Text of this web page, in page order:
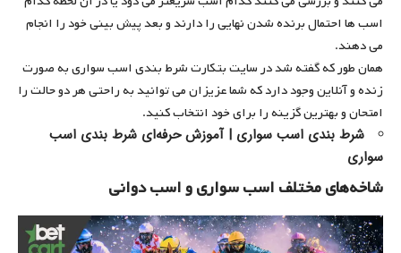
اسب ها احتمال برنده شدن نهایی را دارند و بعد پیش بینی خود را انجام
می دهند.
همان طور که گفته شد در سایت بتکارت شرط بندی اسب سواری به صورت
زنده و آنلاین وجود دارد که شما عزیزان می توانید به راحتی هر دو حالت را
امتحان و بهترین گزینه را برای خود انتخاب کنید.
شرط بندی اسب سواری | آموزش حرفه‌ای شرط‌ بندی اسب‌
سواری
شاخه‌های مختلف اسب سواری و اسب دوانی